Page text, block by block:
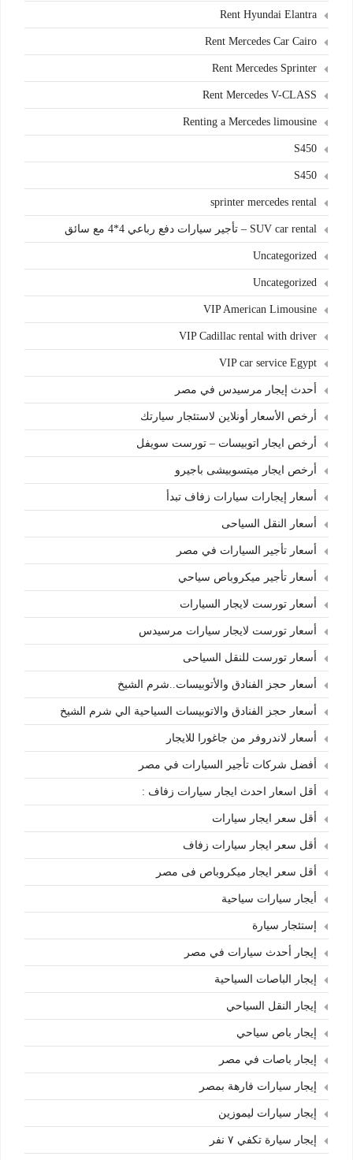
Rent Hyundai Elantra
Rent Mercedes Car Cairo
Rent Mercedes Sprinter
Rent Mercedes V-CLASS
Renting a Mercedes limousine
S450
S450
sprinter mercedes rental
SUV car rental – تأجير سيارات دفع رباعي 4*4 مع سائق
Uncategorized
Uncategorized
VIP American Limousine
VIP Cadillac rental with driver
VIP car service Egypt
أحدث إيجار مرسيدس في مصر
أرخص الأسعار أونلاين لاستئجار سيارتك
أرخص ايجار اتوبيسات – تورست سويفل
أرخص ايجار ميتسوبيشى باجيرو
أسعار إيجارات سيارات زفاف تبدأ
أسعار النقل السياحى
أسعار تأجير السيارات في مصر
أسعار تأجير ميكروباص سياحي
أسعار تورست لايجار السيارات
أسعار تورست لايجار سيارات مرسيدس
أسعار تورست للنقل السياحى
أسعار حجز الفنادق والأتوبيسات..شرم الشيخ
أسعار حجز الفنادق والاتوبيسات السياحية الي شرم الشيخ
أسعار لاندروفر من جاغورا للايجار
أفضل شركات تأجير السيارات في مصر
أقل اسعار احدث ايجار سيارات زفاف :
أقل سعر ايجار سيارات
أقل سعر ايجار سيارات زفاف
أقل سعر ايجار ميكروباص فى مصر
أيجار سيارات سياحية
إستئجار سيارة
إيجار أحدث سيارات في مصر
إيجار الباصات السياحية
إيجار النقل السياحي
إيجار باص سياحي
إيجار باصات في مصر
إيجار سيارات فارهة بمصر
إيجار سيارات ليموزين
إيجار سيارة تكفي ٧ نفر